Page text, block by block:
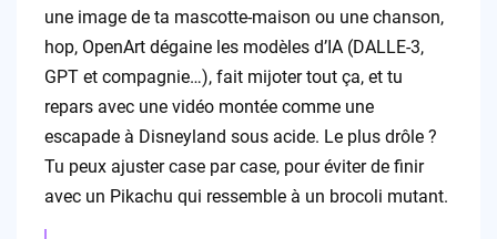
une image de ta mascotte-maison ou une chanson,
hop, OpenArt dégaine les modèles d’IA (DALLE-3,
GPT et compagnie…), fait mijoter tout ça, et tu
repars avec une vidéo montée comme une
escapade à Disneyland sous acide. Le plus drôle ?
Tu peux ajuster case par case, pour éviter de finir
avec un Pikachu qui ressemble à un brocoli mutant.